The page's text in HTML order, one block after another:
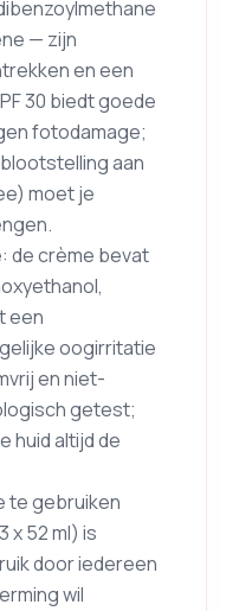
— zijn
en een
30 biedt goede
fotodamage;
aan
moet je
de crème bevat
een
oogirritatie
en niet-
getest;
huid altijd de
te gebruiken
x 52 ml) is
door iedereen
wil